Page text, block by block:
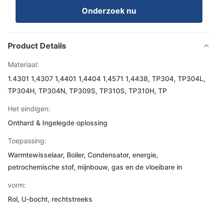
Onderzoek nu
Product Details
Materiaal:
1.4301 1,4307 1,4401 1,4404 1,4571 1,4438, TP304, TP304L,
TP304H, TP304N, TP309S, TP310S, TP310H, TP
Het eindigen:
Onthard & Ingelegde oplossing
Toepassing:
Warmtewisselaar, Boiler, Condensator, energie,
petrochemische stof, mijnbouw, gas en de vloeibare in
vorm:
Rol, U-bocht, rechtstreeks